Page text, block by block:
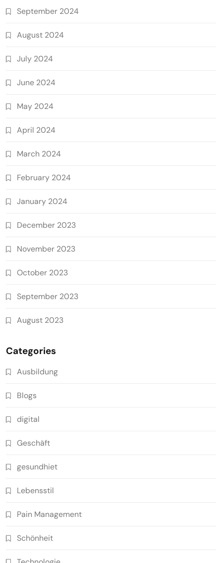
September 2024
August 2024
July 2024
June 2024
May 2024
April 2024
March 2024
February 2024
January 2024
December 2023
November 2023
October 2023
September 2023
August 2023
Categories
Ausbildung
Blogs
digital
Geschäft
gesundhiet
Lebensstil
Pain Management
Schönheit